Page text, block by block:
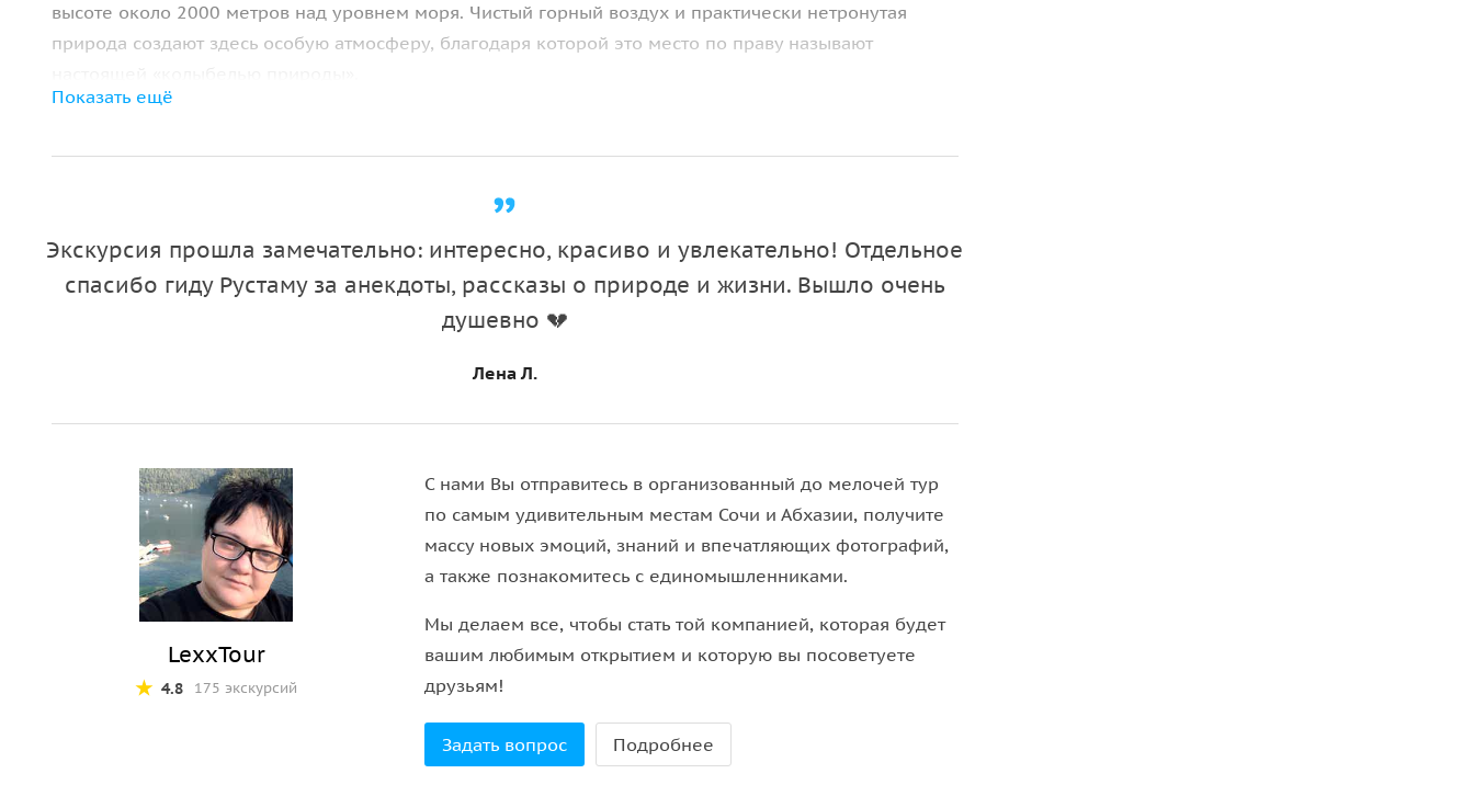
высоте около 2000 метров над уровнем моря. Чистый горный воздух и практически нетронутая
природа создают здесь особую атмосферу, благодаря которой это место по праву называют
водопад«Птичий клюв». Также посетите величественныйЮпшарский каньон, живописноеГолубое
Приятным завершением экскурсии станет дегустация местных продуктов. Вы попробуетеабхазское
, которые являются неотъемлемой частью культуры и традиций региона.
Показать ещё
Экскурсия прошла замечательно: интересно, красиво и увлекательно! Отдельное
спасибо гиду Рустаму за анекдоты, рассказы о природе и жизни. Вышло очень
душевно 💔
Лена Л.
LexxTour
4.8 175 экскурсий
С нами Вы отправитесь в организованный до мелочей тур
по самым удивительным местам Сочи и Абхазии, получите
массу новых эмоций, знаний и впечатляющих фотографий,
а также познакомитесь с единомышленниками.
Мы делаем все, чтобы стать той компанией, которая будет
вашим любимым открытием и которую вы посоветуете
друзьям!
Задать вопрос Подробнее